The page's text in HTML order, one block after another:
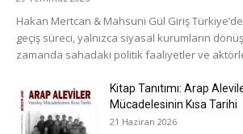
Hakan Mertcan & Mahsuni Gül Giriş
geçiş süreci, yalnızca siyasal kurumların
zamanda sahadaki politik faaliyetler ve
Kitap Tanıtımı: Arap
Mücadelesinin Kısa Tarihi
21 Haziran 2026